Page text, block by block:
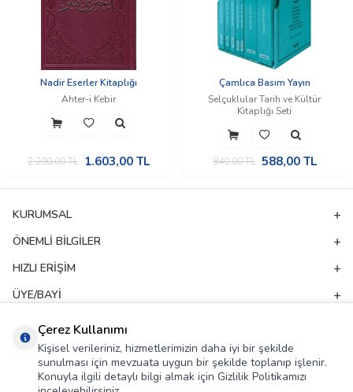
Nadir Eserler Kitaplığı
Ahter-i Kebir
2.290,00TL 1.603,00TL
Çamlıca Basım Yayın
Selçuklular Tarih ve Kültür
Kitaplığı Seti
840,00TL 588,00TL
KURUMSAL
ÖNEMLI BILGILER
HIZLI ERIŞIM
ÜYE/BAYI
ADRES & İLETIŞIM
E-Bülten Aboneliği
Çerez Kullanımı
Kişisel verileriniz, hizmetlerimizin daha iyi bir şekilde
sunulması için mevzuata uygun bir şekilde toplanıp işlenir.
Konuyla ilgili detaylı bilgi almak için Gizlilik Politikamızı